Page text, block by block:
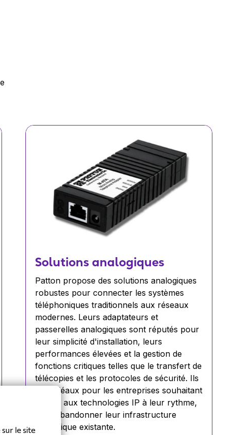
Solutions analogiques
Patton propose des solutions analogiques
robustes pour connecter les systèmes
téléphoniques traditionnels aux réseaux
modernes. Leurs adaptateurs et
passerelles analogiques sont réputés pour
leur simplicité d'installation, leurs
performances élevées et la gestion de
fonctions critiques telles que le transfert de
télécopies et les protocoles de sécurité. Ils
sont idéaux pour les entreprises souhaitant
passer aux technologies IP à leur rythme,
sans abandonner leur infrastructure
analogique existante.
le site